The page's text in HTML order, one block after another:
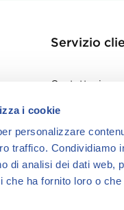
i cookie
personalizzare
traffico. Condividiamo
di analisi dei dati web,
che ha fornito loro o
Servizio
Contattaci